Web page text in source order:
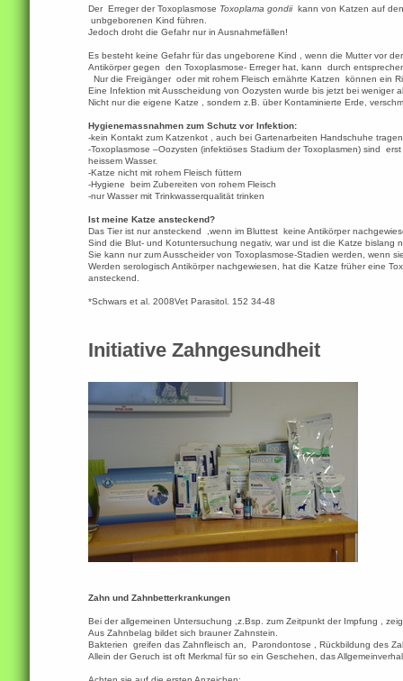
Der Erreger der Toxoplasmose Toxoplama gondiikann von Katzen auf den
unbgeborenen Kind führen.
Jedoch droht die Gefahr nur in Ausnahmefällen!
Es besteht keine Gefahr für das ungeborene Kind , wenn die Mutter vor
Antikörper gegen den Toxoplasmose- Erreger hat, kann durch
Nur die Freigänger oder mit rohem Fleisch ernährte Katzen können ein
Eine Infektion mit Ausscheidung von Oozysten wurde bis jetzt bei weniger
Nicht nur die eigene Katze , sondern z.B. über Kontaminierte Erde,
Hygienemassnahmen zum Schutz vor Infektion:
-kein Kontakt zum Katzenkot , auch bei Gartenarbeiten Handschuhe tragen
-Toxoplasmose –Oozysten (infektiöses Stadium der Toxoplasmen) sind
heissem Wasser.
-Katze nicht mit rohem Fleisch füttern
-Hygiene beim Zubereiten von rohem Fleisch
-nur Wasser mit Trinkwasserqualität trinken
Ist meine Katze ansteckend?
Das Tier ist nur ansteckend ,wenn im Bluttest keine Antikörper
Sind die Blut- und Kotuntersuchung negativ, war und ist die Katze bislang
Sie kann nur zum Ausscheider von Toxoplasmose-Stadien werden, wenn
Werden serologisch Antikörper nachgewiesen, hat die Katze früher eine
ansteckend.
*Schwars et al. 2008Vet Parasitol. 152 34-48
Initiative Zahngesundheit
Zahn und Zahnbetterkrankungen
Bei der allgemeinen Untersuchung ,z.Bsp. zum Zeitpunkt der Impfung ,
Aus Zahnbelag bildet sich brauner Zahnstein.
Bakterien greifen das Zahnfleisch an, Parondontose , Rückbildung des
Allein der Geruch ist oft Merkmal für so ein Geschehen, das